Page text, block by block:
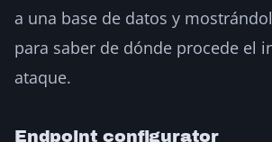
a una base de datos y
para saber de dónde procede el
ataque.
Endpoint configurator